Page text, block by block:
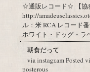
☆通販レコード☆ 【協
http://
ル：米 RCA レコード
ホワイト・ドッグ・ラ
朝食だって
via instagr.am Posted
posterous